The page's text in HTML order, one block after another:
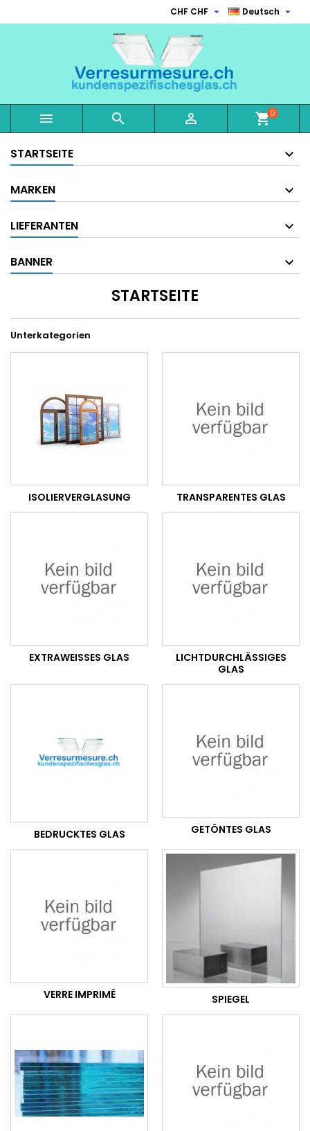
Deutsch 
CHF CHF 
   shopping_cart0
STARTSEITE
MARKEN
LIEFERANTEN
BANNER
STARTSEITE
Unterkategorien
ISOLIERVERGLASUNG TRANSPARENTES GLAS
EXTRAWEISSES GLAS
LICHTDURCHLÄSSIGES
GLAS
BEDRUCKTES GLAS GETÖNTES GLAS
VERRE IMPRIMÉ SPIEGEL